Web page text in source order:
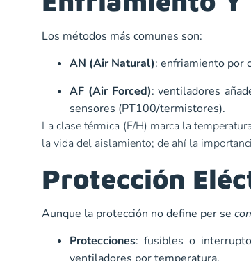
Los métodos más comunes son:
AN (Air Natural): enfriamiento por
AF (Air Forced): ventiladores
sensores (PT100/termistores).
La clase térmica (F/H) marca la
la vida del aislamiento; de ahí la
Protección
Aunque la protección no define per se
Protecciones: fusibles o